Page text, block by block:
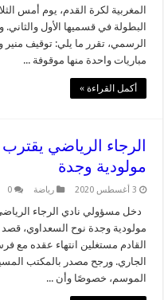
المغربية لكرة القدم، يوم أمس
البطولة في قسميها الأول
مباريات واحدة منها موقوفة ...
أكمل القراءة »
الرجاء الرياضي
مولودية وجدة
3 أغسطس 2020 رياضة 0
دخل مسؤولي نادي الرجاء
مولودية وجدة نوح السعداوي،
القادم مستغلين انتهاء عقده
الجاري. ورجح مصدر بالمكتب
الموسم، خصوصًا وأن ...